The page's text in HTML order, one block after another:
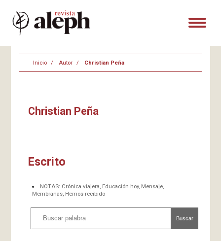
Inicio Autor Christian Peña
Christian Peña
Escrito
NOTAS: Crónica viajera, Educación hoy, Mensaje,
Membranas, Hemos recibido
Buscar